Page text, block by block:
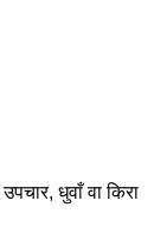
धुवाँ वा किरा